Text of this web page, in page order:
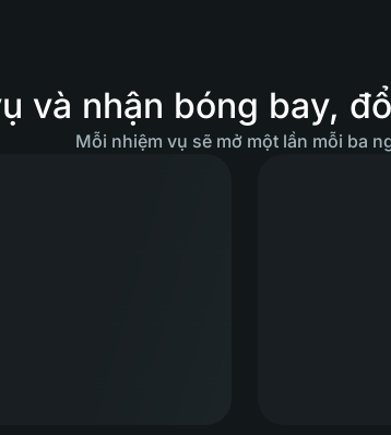
và nhận bóng bay,
Mỗi nhiệm vụ sẽ mở một lần mỗi ba